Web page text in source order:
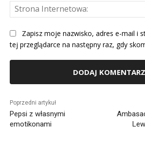
Zapisz moje nazwisko, adres e-mail i
tej przeglądarce na następny raz, gdy
Poprzedni artykuł
Pepsi z własnymi
emotikonami